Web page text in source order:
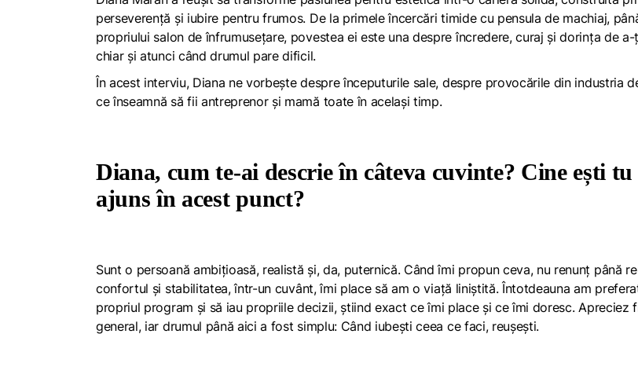
perseverență și iubire pentru frumos. De la primele încercări timide cu pensula de machiaj,
propriului salon de înfrumusețare, povestea ei este una despre încredere, curaj și dorința de
chiar și atunci când drumul pare dificil.
În acest interviu, Diana ne vorbește despre începuturile sale, despre provocările din industria
ce înseamnă să fii antreprenor și mamă toate în același timp.
Diana, cum te-ai descrie în câteva cuvinte? Cine ești
ajuns în acest punct?
Sunt o persoană ambițioasă, realistă și, da, puternică. Când îmi propun ceva, nu renunț până
confortul și stabilitatea, într-un cuvânt, îmi place să am o viață liniștită. Întotdeauna am
propriul program și să iau propriile decizii, știind exact ce îmi place și ce îmi doresc. Apreciez
general, iar drumul până aici a fost simplu: Când iubești ceea ce faci, reușești.